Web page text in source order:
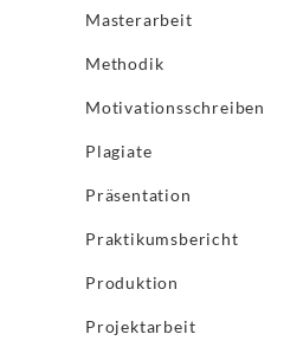
Masterarbeit
Methodik
Motivationsschreiben
Plagiate
Präsentation
Praktikumsbericht
Produktion
Projektarbeit